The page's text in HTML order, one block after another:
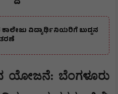
ವಿದ್ಯಾರ್ಥಿನಿಯರಿಗೆ ಬುದ್ದನ
ಯೋಜನೆ: ಬೆಂಗಳೂರು